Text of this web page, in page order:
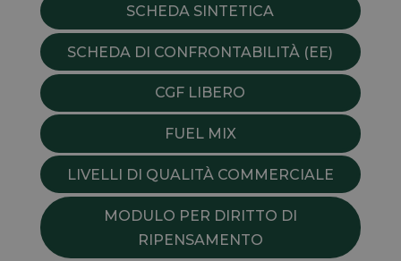
SCHEDA SINTETICA
SCHEDA DI CONFRONTABILITÀ (EE)
CGF LIBERO
FUEL MIX
LIVELLI DI QUALITÀ COMMERCIALE
MODULO PER DIRITTO DI
RIPENSAMENTO